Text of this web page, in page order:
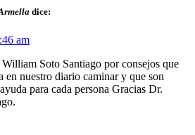
dice:
am
Soto Santiago por consejos que
en nuestro diario caminar y que son
para cada persona Gracias Dr.